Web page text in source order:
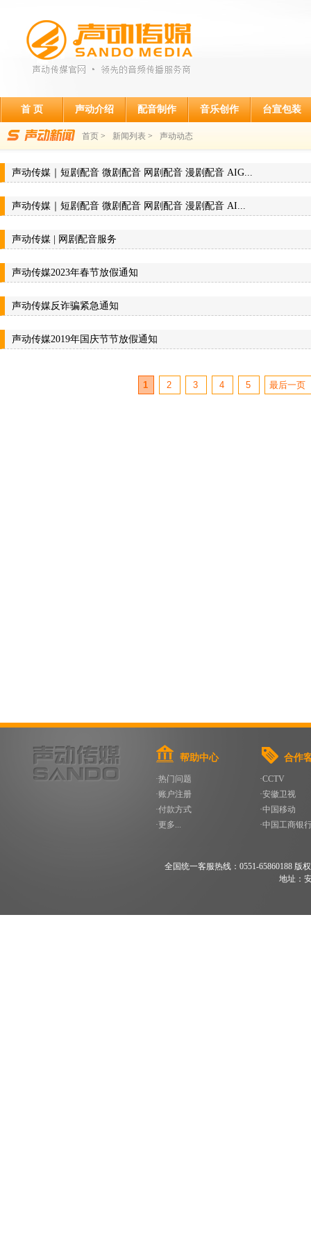
首 页 声动介绍 配音制作 音乐创作 台宣包装
首页 > 新闻列表 > 声动动态
声动传媒｜短剧配音 微剧配音 网剧配音 漫剧配音 AIG...
声动传媒｜短剧配音 微剧配音 网剧配音 漫剧配音 AI...
声动传媒 | 网剧配音服务
声动传媒2023年春节放假通知
声动传媒反诈骗紧急通知
声动传媒2019年国庆节节放假通知
1 2 3 4 5 最后一页
帮助中心
·热门问题
·账户注册
·付款方式
·更多...
合作
·CCTV
·安徽卫视
·中国移动
·中国工商银
全国统一客服热线：0551-65860188 版
地址：